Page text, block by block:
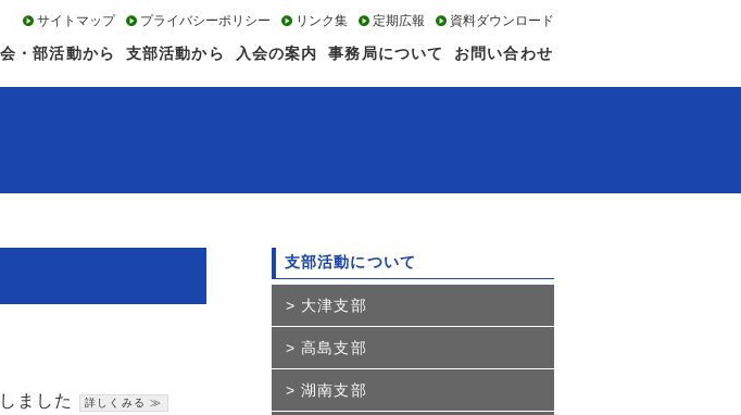
サイトマップ プライバシーポリシー リンク集 定期広報 資料ダウンロード
・部活動から 支部活動から 入会の案内 事務局について お問い合わせ
ました
支部活動について
大津支部
高島支部
湖南支部